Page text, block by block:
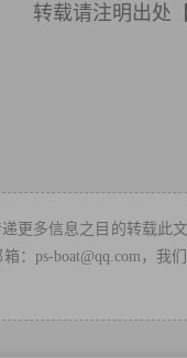
载请注明出处
更多信息之目的转载此
：ps-boat@qq.com，我